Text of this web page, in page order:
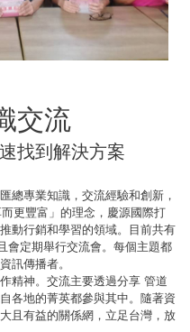
交流
找到解決方案
總專業知識，交流經驗和創新，
更豐富」的理念，慶源國際打
動行銷和學習的領域。目前共有
會定期舉行交流會。每個主題都
訊傳播者。
精神。交流主要透過分享 管道
各地的菁英都參與其中。隨著資
且有益的關係網，立足台灣，放